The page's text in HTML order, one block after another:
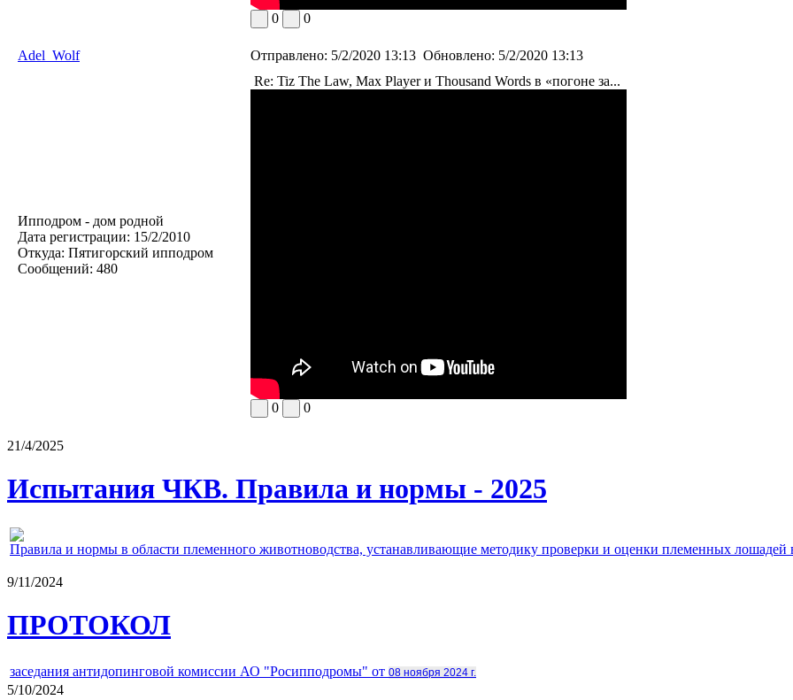
0 0
Adel_Wolf Отправлено: 5/2/2020 13:13 Обновлено: 5/2/2020 13:13
Ипподром - дом родной
Дата регистрации: 15/2/2010
Откуда: Пятигорский ипподром
Сообщений: 480
Re: Tiz The Law, Max Player и Thousand Words в «погоне за...
0 0
21/4/2025
Испытания ЧКВ. Правила и нормы - 2025
Правила и нормы в области племенного животноводства, устанавливающие методику проверки и оценки племенных
9/11/2024
ПРОТОКОЛ
заседания антидопинговой комиссии АО "Росипподромы" от 08 ноября 2024 г.
5/10/2024